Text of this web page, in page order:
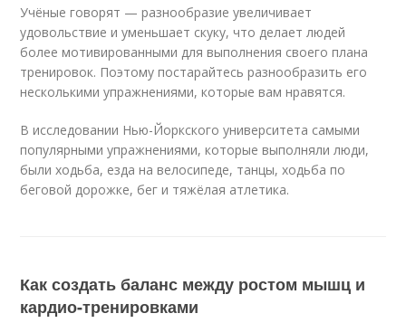
Учёные говорят — разнообразие увеличивает
удовольствие и уменьшает скуку, что делает людей
более мотивированными для выполнения своего плана
тренировок. Поэтому постарайтесь разнообразить его
несколькими упражнениями, которые вам нравятся.
В исследовании Нью-Йоркского университета самыми
популярными упражнениями, которые выполняли люди,
были ходьба, езда на велосипеде, танцы, ходьба по
беговой дорожке, бег и тяжёлая атлетика.
Как создать баланс между ростом мышц и
кардио-тренировками